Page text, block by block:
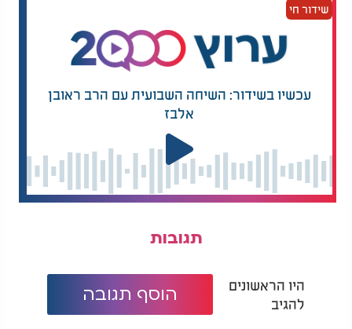
שידור חי
עכשיו בשידור: השיחה השבועית עם הרב ראובן
אלבז
תגובות
היו הראשונים
להגיב
הוסף תגובה